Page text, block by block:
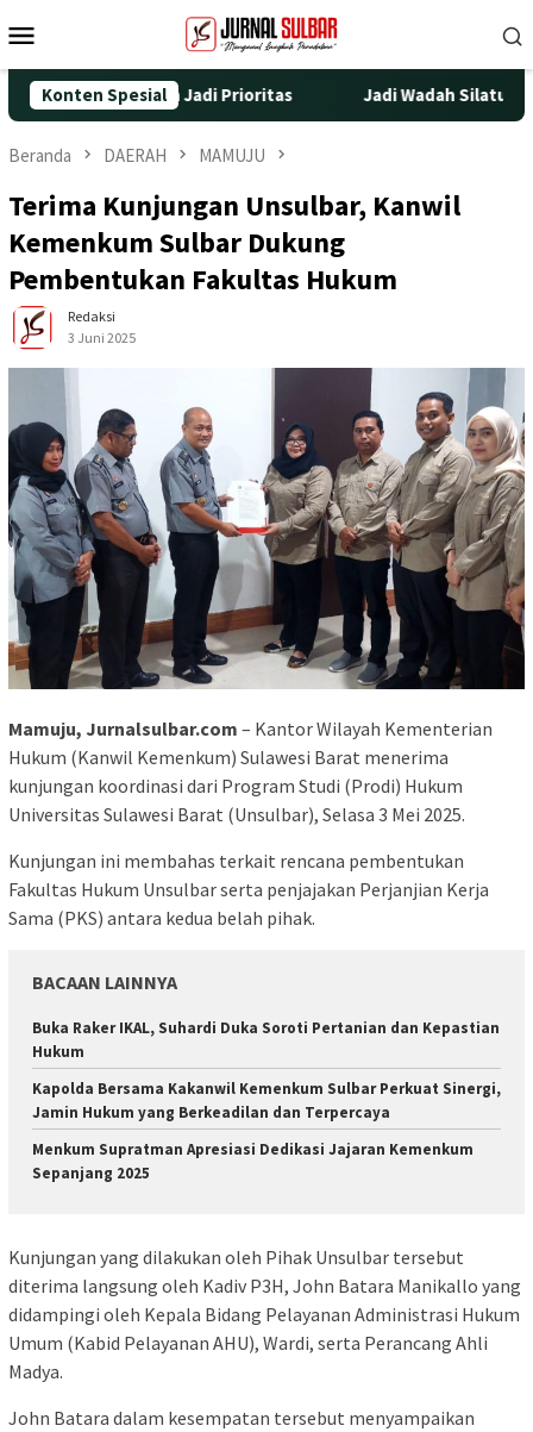
ke
Mobile
Konten Spesial
Kesehatan Jadi Prioritas Jadi Wadah Silaturahmi
Beranda DAERAH MAMUJU
Terima Kunjungan Unsulbar, Kanwil
Kemenkum Sulbar Dukung
Pembentukan Fakultas Hukum
Redaksi
3 Juni 2025
Mamuju, Jurnalsulbar.com – Kantor Wilayah Kementerian
Hukum (Kanwil Kemenkum) Sulawesi Barat menerima
kunjungan koordinasi dari Program Studi (Prodi) Hukum
Universitas Sulawesi Barat (Unsulbar), Selasa 3 Mei 2025.
Kunjungan ini membahas terkait rencana pembentukan
Fakultas Hukum Unsulbar serta penjajakan Perjanjian Kerja
Sama (PKS) antara kedua belah pihak.
BACAAN LAINNYA
Buka Raker IKAL, Suhardi Duka Soroti Pertanian dan Kepastian
Hukum
Kapolda Bersama Kakanwil Kemenkum Sulbar Perkuat Sinergi,
Jamin Hukum yang Berkeadilan dan Terpercaya
Menkum Supratman Apresiasi Dedikasi Jajaran Kemenkum
Sepanjang 2025
Kunjungan yang dilakukan oleh Pihak Unsulbar tersebut
diterima langsung oleh Kadiv P3H, John Batara Manikallo yang
didampingi oleh Kepala Bidang Pelayanan Administrasi Hukum
Umum (Kabid Pelayanan AHU), Wardi, serta Perancang Ahli
Madya.
John Batara dalam kesempatan tersebut menyampaikan